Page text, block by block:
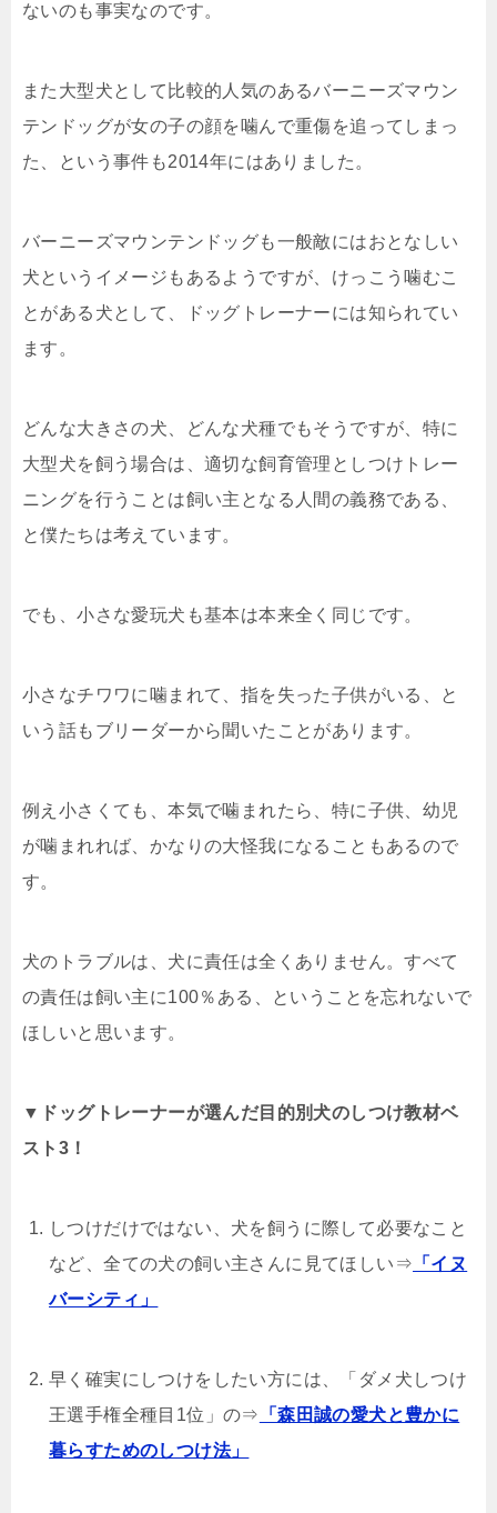
ないのも事実なのです。
また大型犬として比較的人気のあるバーニーズマウン
テンドッグが女の子の顔を噛んで重傷を追ってしまっ
た、という事件も2014年にはありました。
バーニーズマウンテンドッグも一般敵にはおとなしい
犬というイメージもあるようですが、けっこう噛むこ
とがある犬として、ドッグトレーナーには知られてい
ます。
どんな大きさの犬、どんな犬種でもそうですが、特に
大型犬を飼う場合は、適切な飼育管理としつけトレー
ニングを行うことは飼い主となる人間の義務である、
と僕たちは考えています。
でも、小さな愛玩犬も基本は本来全く同じです。
小さなチワワに噛まれて、指を失った子供がいる、と
いう話もブリーダーから聞いたことがあります。
例え小さくても、本気で噛まれたら、特に子供、幼児
が噛まれれば、かなりの大怪我になることもあるので
す。
犬のトラブルは、犬に責任は全くありません。すべて
の責任は飼い主に100％ある、ということを忘れないで
ほしいと思います。
▼ドッグトレーナーが選んだ目的別犬のしつけ教材ベ
スト3！
しつけだけではない、犬を飼うに際して必要なこと
など、全ての犬の飼い主さんに見てほしい⇒ 「イヌ
バーシティ」
早く確実にしつけをしたい方には、「ダメ犬しつけ
王選手権全種目1位」の⇒
「森田誠の愛犬と豊かに
暮らすためのしつけ法」